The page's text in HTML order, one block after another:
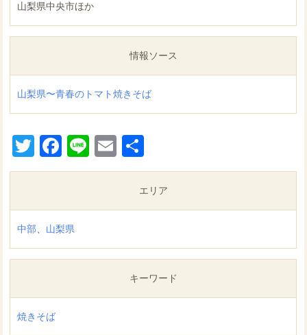
山梨県中央市ほか
情報ソース
山梨県〜青春のトマト焼きそば
TwitterFacebook
LineEmail
有
エリア
中部、 山梨県
キーワード
焼きそば